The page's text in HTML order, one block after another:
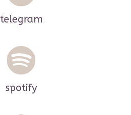
telegram
spotify